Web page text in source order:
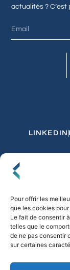
Pour offrir les
que les cookies
Le fait de consentir
telles que le
de ne pas consentir
sur certaines
actualités ? C’est
LINKEDIN
Politique de
©